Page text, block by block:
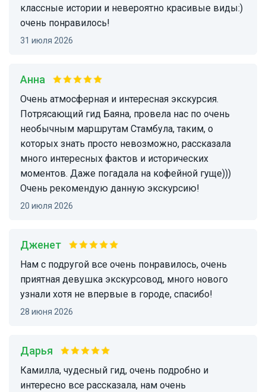
классные истории и невероятно красивые виды:)
очень понравилось!
31 июля 2026
Анна
Очень атмосферная и интересная экскурсия.
Потрясающий гид Баяна, провела нас по очень
необычным маршрутам Стамбула, таким, о
которых знать просто невозможно, рассказала
много интересных фактов и исторических
моментов. Даже погадала на кофейной гуще)))
Очень рекомендую данную экскурсию!
20 июля 2026
Дженет
нам с подругой все очень понравилось, очень
приятная девушка экскурсовод, много нового
узнали хотя не впервые в городе, спасибо!
28 июня 2026
Дарья
Камилла, чудесный гид, очень подробно и
интересно все рассказала, нам очень